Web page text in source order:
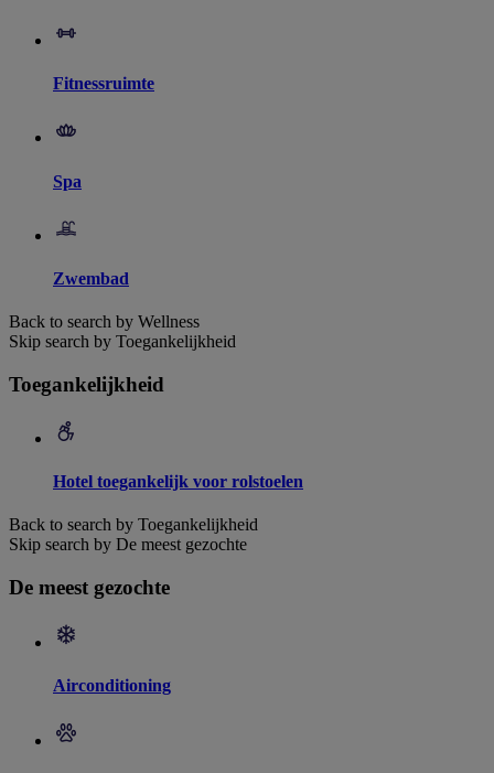
Fitnessruimte
Spa
Zwembad
Back to search by Wellness
Skip search by Toegankelijkheid
Toegankelijkheid
Hotel toegankelijk voor rolstoelen
Back to search by Toegankelijkheid
Skip search by De meest gezochte
De meest gezochte
Airconditioning